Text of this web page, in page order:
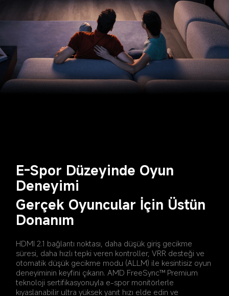
E-Spor Düzeyinde Oyun
Deneyimi
Gerçek Oyuncular İçin Üstün
Donanım
HDMI 2.1 bağlantı noktası, daha düşük giriş gecikme
süresi, daha hızlı tepki veren kontroller, VRR desteği ve
otomatik düşük gecikme modu (ALLM) ile kesintisiz oyun
deneyiminin keyfini çıkarın. AMD FreeSync™ Premium
teknoloji sertifikasyonuyla e-spor monitörlerle
kıyaslanabilir ultra yüksek yanıt hızı elde edin ve